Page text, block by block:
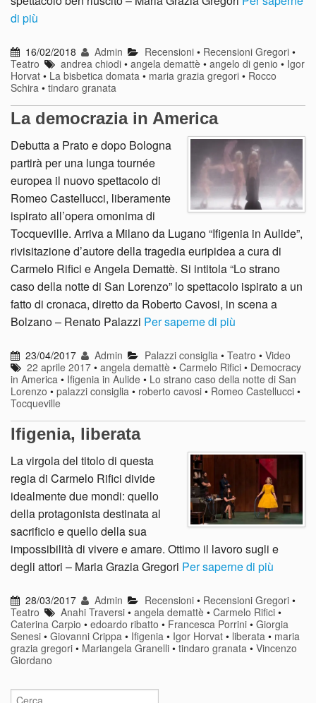
di più
16/02/2018 Admin Recensioni• Recensioni Gregori•
Teatro
andrea chiodi •angela demattè •angelo di genio • Igor
Horvat • La bisbetica domata • maria grazia gregori • Rocco
Schira • tindaro granata
La democrazia in America
Debutta a Prato e dopo Bologna
partirà per una lunga tournée
europea il nuovo spettacolo di
Romeo Castellucci, liberamente
ispirato all’opera omonima di
Tocqueville. Arriva a Milano da Lugano “Ifigenia in Aulide”,
rivisitazione d’autore della tragedia euripidea a cura di
Carmelo Rifici e Angela Demattè. Si intitola “Lo strano
caso della notte di San Lorenzo” lo spettacolo ispirato a un
fatto di cronaca, diretto da Roberto Cavosi, in scena a
Bolzano – Renato Palazzi Per saperne di più
23/04/2017 Admin Palazzi consiglia• Teatro • Video
22 aprile 2017 •angela demattè •Carmelo Rifici • Democracy
in America • Ifigenia in Aulide • Lo strano caso della notte di San
Lorenzo • palazzi consiglia • roberto cavosi • Romeo Castellucci •
Tocqueville
Ifigenia, liberata
La virgola del titolo di questa
regia di Carmelo Rifici divide
idealmente due mondi: quello
della protagonista destinata al
sacrificio e quello della sua
impossibilità di vivere e amare. Ottimo il lavoro sugli e
degli attori – Maria Grazia Gregori Per saperne di più
28/03/2017 Admin Recensioni• Recensioni Gregori•
Teatro
Anahi Traversi •angela demattè •Carmelo Rifici •
Caterina Carpio • edoardo ribatto • Francesca Porrini • Giorgia
Senesi • Giovanni Crippa • Ifigenia • Igor Horvat • liberata • maria
grazia gregori • Mariangela Granelli • tindaro granata • Vincenzo
Giordano